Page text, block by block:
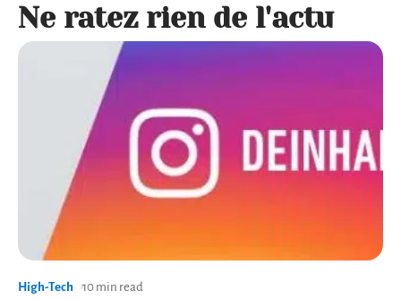
Ne ratez rien de l'actu
High-Tech 10 min read